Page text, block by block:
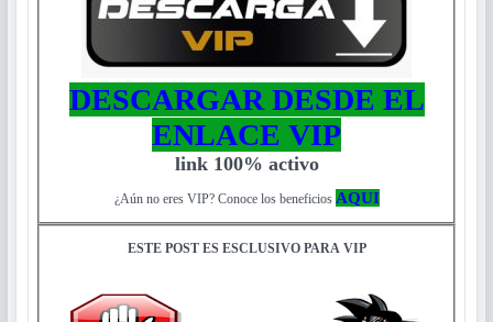
DESCARGAR DESDE EL
ENLACE VIP
link 100% activo
¿Aún no eres VIP? Conoce los beneficios AQUI
ESTE POST ES ESCLUSIVO PARA VIP